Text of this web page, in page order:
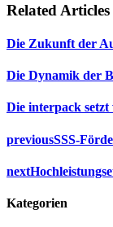
Related Articles
Die Zukunft der
Die Dynamik der
Die interpack
previousSSS-
next
Kategorien